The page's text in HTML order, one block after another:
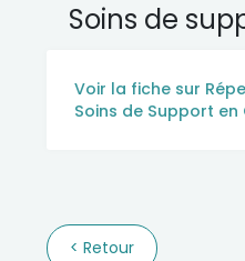
Soins de
Voir la fiche sur
Soins de Support
Retour